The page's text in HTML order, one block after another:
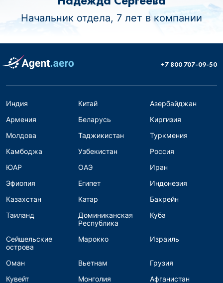
Начальник отдела, 7 лет в компании
+7 800 707-09-50
Индия Китай
Азербайджан
Армения
Беларусь
Киргизия
Молдова
Таджикистан
Туркмения
Камбоджа
Узбекистан
Россия
ЮАР
ОАЭ
Иран
Эфиопия
Египет
Индонезия
Казахстан
Катар
Бахрейн
Таиланд
Доминиканская
Республика
Куба
Сейшельские
острова
Марокко Израиль
Оман Вьетнам
Грузия
Кувейт
Монголия
Афганистан